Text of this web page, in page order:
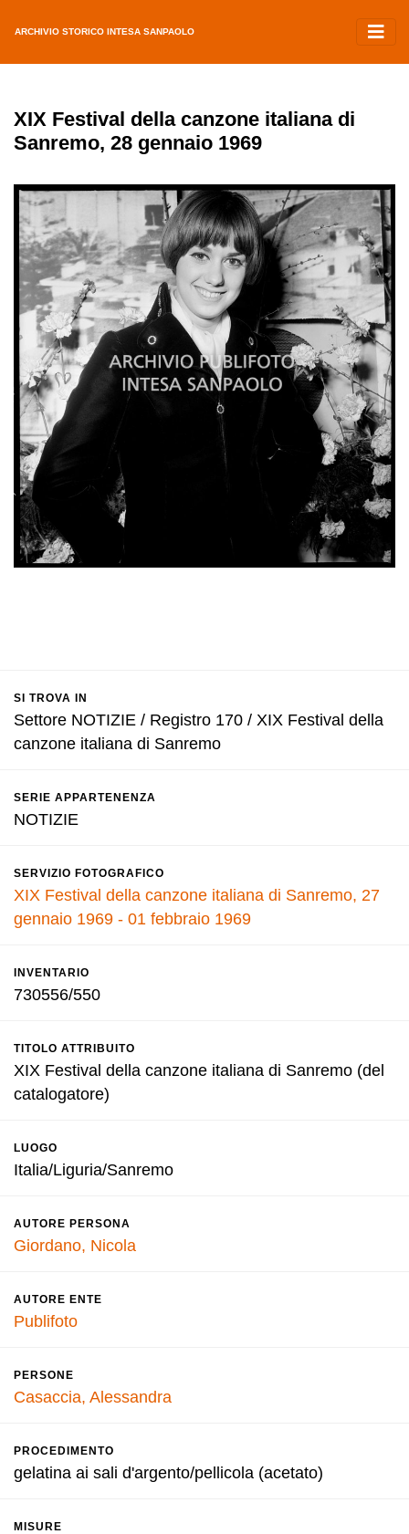
ARCHIVIO STORICO INTESA SANPAOLO
XIX Festival della canzone italiana di
Sanremo, 28 gennaio 1969
SI TROVA IN
Settore NOTIZIE / Registro 170 / XIX Festival della
canzone italiana di Sanremo
SERIE APPARTENENZA
NOTIZIE
SERVIZIO FOTOGRAFICO
XIX Festival della canzone italiana di Sanremo, 27
gennaio 1969 - 01 febbraio 1969
INVENTARIO
730556/550
TITOLO ATTRIBUITO
XIX Festival della canzone italiana di Sanremo (del
catalogatore)
LUOGO
Italia/Liguria/Sanremo
AUTORE PERSONA
Giordano, Nicola
AUTORE ENTE
Publifoto
PERSONE
Casaccia, Alessandra
PROCEDIMENTO
gelatina ai sali d'argento/pellicola (acetato)
MISURE